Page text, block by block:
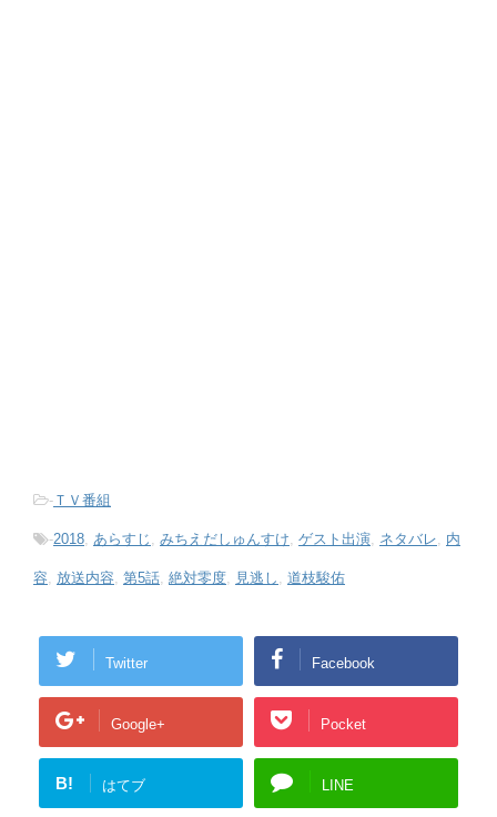
- ＴＶ番組
-2018, あらすじ , みちえだしゅんすけ, ゲスト出演, ネタバレ, 内
容, 放送内容, 第5話, 絶対零度, 見逃し , 道枝駿佑
Twitter Facebook
Google+ Pocket
B! はてブ LINE